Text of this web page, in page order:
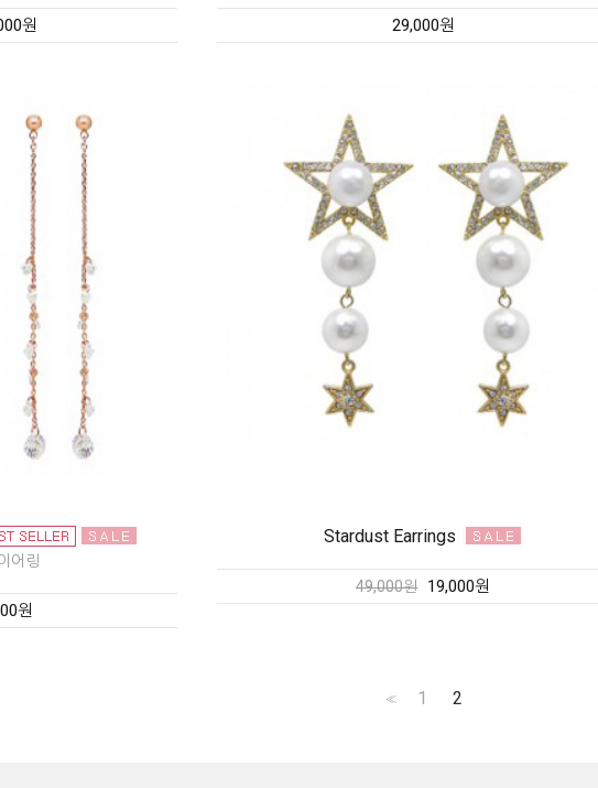
원 29,000원
어링
원
Stardust Earrings
49,000원 19,000원
<< 1 2